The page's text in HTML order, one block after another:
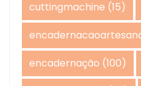
cuttingmachine (15)
encadernação (100)